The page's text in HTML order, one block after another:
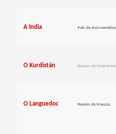
A India País de Asia
O Kurdistán Rexión de Oriente
O Languedoc Rexión de Francia.